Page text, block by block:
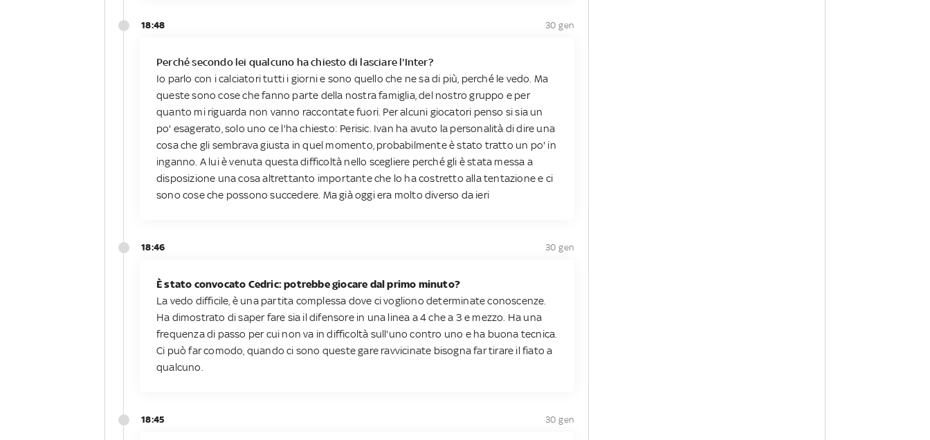
18:48 30 gen
Perché secondo lei qualcuno ha chiesto di lasciare l'Inter?
Io parlo con i calciatori tutti i giorni e sono quello che ne sa di più, perché le vedo. Ma
queste sono cose che fanno parte della nostra famiglia, del nostro gruppo e per
quanto mi riguarda non vanno raccontate fuori. Per alcuni giocatori penso si sia un
po' esagerato, solo uno ce l'ha chiesto: Perisic. Ivan ha avuto la personalità di dire una
cosa che gli sembrava giusta in quel momento, probabilmente è stato tratto un po' in
inganno. A lui è venuta questa difficoltà nello scegliere perché gli è stata messa a
disposizione una cosa altrettanto importante che lo ha costretto alla tentazione e ci
sono cose che possono succedere. Ma già oggi era molto diverso da ieri
18:46 30 gen
È stato convocato Cedric: potrebbe giocare dal primo minuto?
La vedo difficile, è una partita complessa dove ci vogliono determinate conoscenze.
Ha dimostrato di saper fare sia il difensore in una linea a 4 che a 3 e mezzo. Ha una
frequenza di passo per cui non va in difficoltà sull'uno contro uno e ha buona tecnica.
Ci può far comodo, quando ci sono queste gare ravvicinate bisogna far tirare il fiato a
qualcuno.
18:45 30 gen